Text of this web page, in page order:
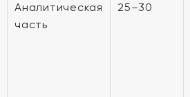
Аналитическая
часть
25–30